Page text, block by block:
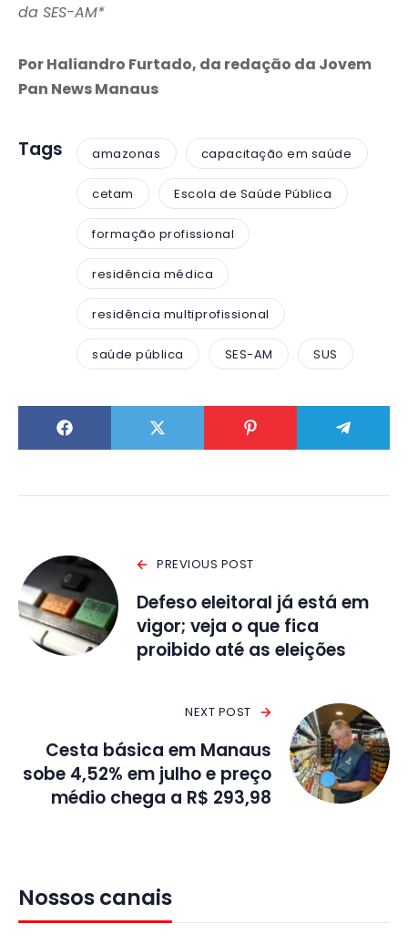
da SES-AM*
Por Haliandro Furtado, da redação da Jovem
Pan News Manaus
Tags amazonas capacitação em saúde
cetam Escola de Saúde Pública
formação profissional
residência médica
residência multiprofissional
saúde pública SES-AM SUS
PREVIOUS POST
Defeso eleitoral já está em
vigor; veja o que fica
proibido até as eleições
NEXT POST
Cesta básica em Manaus
sobe 4,52% em julho e preço
médio chega a R$ 293,98
Nossos canais